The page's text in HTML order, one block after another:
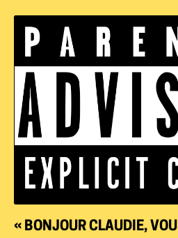
« BONJOUR CLAUDIE,